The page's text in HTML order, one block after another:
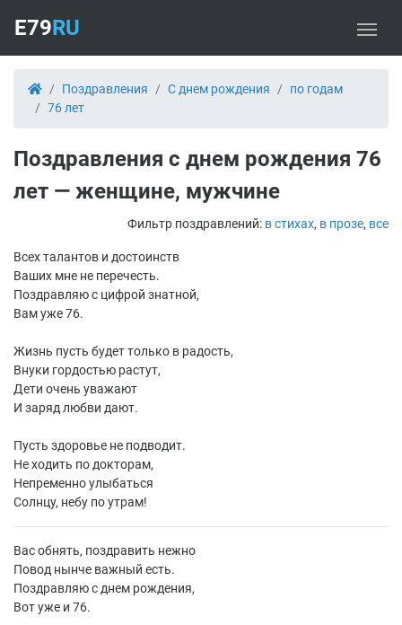
E79RU
Поздравления С днем рождения
по годам
76 лет
Поздравления с днем рождения 76
лет — женщине, мужчине
Фильтр поздравлений: в стихах, в прозе, все
Всех талантов и достоинств
Ваших мне не перечесть.
Поздравляю с цифрой знатной,
Вам уже 76.
Жизнь пусть будет только в радость,
Внуки гордостью растут,
Дети очень уважают
И заряд любви дают.
Пусть здоровье не подводит.
Не ходить по докторам,
Непременно улыбаться
Солнцу, небу по утрам!
Вас обнять, поздравить нежно
Повод нынче важный есть.
Поздравляю с днем рождения,
Вот уже и 76.